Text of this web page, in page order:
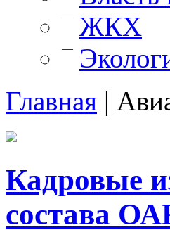
— ЖКХ
—
Главная |
Кадровые
состава